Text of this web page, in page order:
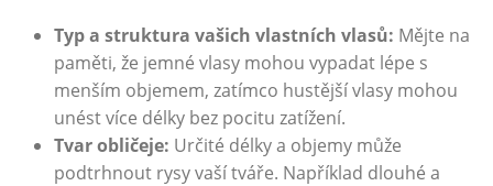
Typ a struktura vašich vlastních vlasů: Mějte na
paměti, že jemné vlasy mohou vypadat lépe s
menším objemem, zatímco hustější vlasy mohou
unést více délky bez pocitu zatížení.
Tvar obličeje: Určité délky a objemy může
podtrhnout rysy vaší tváře. Například dlouhé a